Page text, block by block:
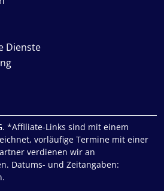
Dienste
*Affiliate-Links sind mit einem
vorläufige Termine mit einer
verdienen wir an
Datums- und Zeitangaben: